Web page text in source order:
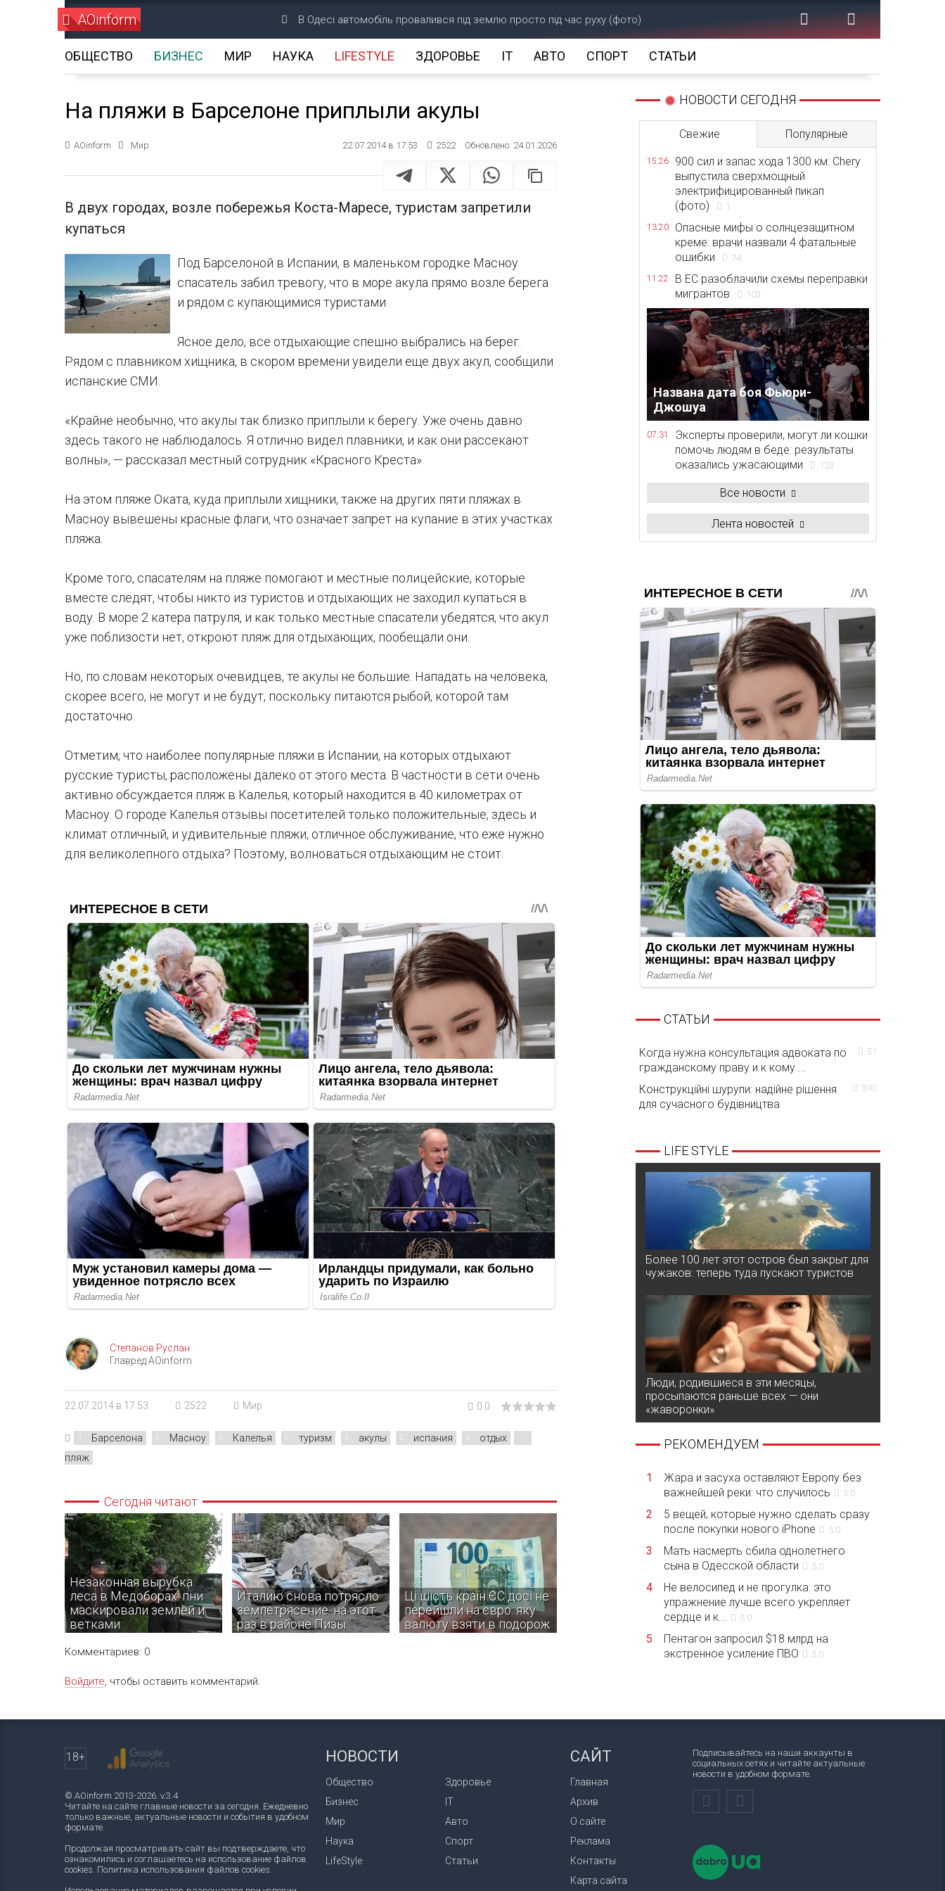
AOinform В Одесі автомобіль провалився під землю просто під час руху (фото)
ОБЩЕСТВО БИЗНЕС МИР НАУКА LIFESTYLE ЗДОРОВЬЕ IT АВТО СПОРТ СТАТЬИ
На пляжи в Барселоне приплыли акулы
AOinform Мир 22.07.2014 в 17:53 2522 Обновлено: 24.01.2026
В двух городах, возле побережья Коста-Маресе, туристам запретили
купаться
Под Барселоной в Испании, в маленьком городке Масноу
спасатель забил тревогу, что в море акула прямо возле берега
и рядом с купающимися туристами.
Ясное дело, все отдыхающие спешно выбрались на берег.
Рядом с плавником хищника, в скором времени увидели еще двух акул, сообщили
испанские СМИ.
«Крайне необычно, что акулы так близко приплыли к берегу. Уже очень давно
здесь такого не наблюдалось. Я отлично видел плавники, и как они рассекают
волны», — рассказал местный сотрудник «Красного Креста».
На этом пляже Оката, куда приплыли хищники, также на других пяти пляжах в
Масноу вывешены красные флаги, что означает запрет на купание в этих участках
пляжа.
Кроме того, спасателям на пляже помогают и местные полицейские, которые
вместе следят, чтобы никто из туристов и отдыхающих не заходил купаться в
воду. В море 2 катера патруля, и как только местные спасатели убедятся, что акул
уже поблизости нет, откроют пляж для отдыхающих, пообещали они.
Но, по словам некоторых очевидцев, те акулы не большие. Нападать на человека,
скорее всего, не могут и не будут, поскольку питаются рыбой, которой там
достаточно.
Отметим, что наиболее популярные пляжи в Испании, на которых отдыхают
русские туристы, расположены далеко от этого места. В частности в сети очень
активно обсуждается пляж в Калелья, который находится в 40 километрах от
Масноу. О городе Калелья отзывы посетителей только положительные, здесь и
климат отличный, и удивительные пляжи, отличное обслуживание, что еже нужно
для великолепного отдыха? Поэтому, волноваться отдыхающим не стоит.
Степанов Руслан
Главред AOinform
22.07.2014 в 17:53 2522 Мир 0.0
Барселона Масноу Калелья туризм акулы испания
отдых
пляж
Сегодня читают
Незаконная вырубка
леса в Медоборах: пни
маскировали землей и
ветками
правоохранители разоблачили
природного заповедника
Медоборы.
Италию снова потрясло
землетрясение: на этот
раз в районе Пизы
нескольких провинций, однако
Ці шість країн ЄС досі не
перейшли на євро: яку
валюту взяти в подорож
планують вступати в єврозону.
Комментариев: 0
Войдите, чтобы оставить комментарий.
НОВОСТИ СЕГОДНЯ
Свежие Популярные
15:26
900 сил и запас хода 1300 км: Chery
выпустила сверхмощный
электрифицированный пикап
(фото)
1
13:20
Опасные мифы о солнцезащитном
креме: врачи назвали 4 фатальные
ошибки
74
11:22
В ЕС разоблачили схемы переправки
мигрантов
103
Названа дата боя Фьюри-
Джошуа
07:31
Эксперты проверили, могут ли кошки
помочь людям в беде: результаты
оказались ужасающими
123
Все новости
Лента новостей
СТАТЬИ
Когда нужна консультация адвоката по
гражданскому праву и к кому ...
51
Конструкційні шурупи: надійне рішення
для сучасного будівництва
390
LIFE STYLE
Более 100 лет этот остров был закрыт для
чужаков: теперь туда пускают туристов
Люди, родившиеся в эти месяцы,
просыпаются раньше всех — они
«жаворонки»
РЕКОМЕНДУЕМ
1
Жара и засуха оставляют Европу без
важнейшей реки: что случилось
5.0
2
5 вещей, которые нужно сделать сразу
после покупки нового iPhone
5.0
3
Мать насмерть сбила однолетнего
сына в Одесской области
5.0
4
Не велосипед и не прогулка: это
упражнение лучше всего укрепляет
сердце и к...
5.0
5
Пентагон запросил $18 млрд на
экстренное усиление ПВО
5.0
18+
© AOinform 2013-2026. v.3.4
Читайте на сайте главные новости за сегодня. Ежедневно
только важные, актуальные новости и события в удобном
формате.
Продолжая просматривать сайт вы подтверждаете, что
ознакомились и соглашаетесь на использование файлов
cookies. Политика использования файлов cookies.
НОВОСТИ
Общество
Бизнес
Мир
Наука
LifeStyle
Здоровье
IT
Авто
Спорт
Статьи
САЙТ
Главная
Архив
О сайте
Реклама
Контакты
Карта сайта
Подписывайтесь на наши аккаунты в
социальных сетях и читайте актуальные
новости в удобном формате.